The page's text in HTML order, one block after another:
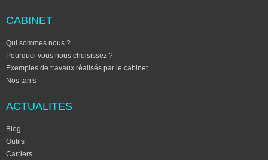
CABINET
Qui sommes nous ?
Pourquoi vous nous choisissez ?
Exemples de travaux réalisés par le cabinet
Nos tarifs
ACTUALITES
Blog
Outils
Carriers